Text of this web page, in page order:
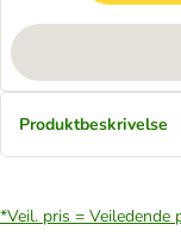
Produktbeskrivelse
*Veil. pris = Veiledende